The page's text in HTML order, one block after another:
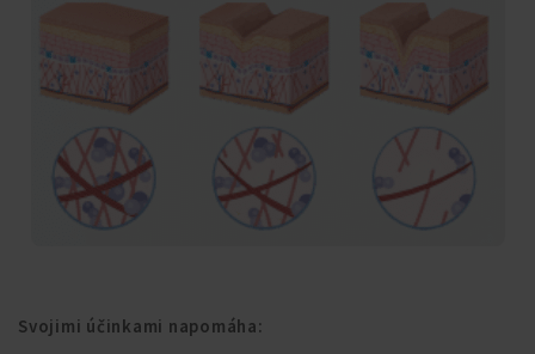
Svojimi účinkami napomáha: